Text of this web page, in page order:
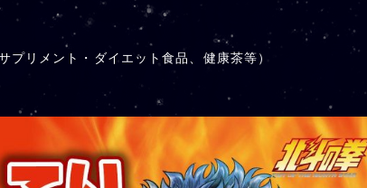
リメント・ダイエット食品、健康茶等）